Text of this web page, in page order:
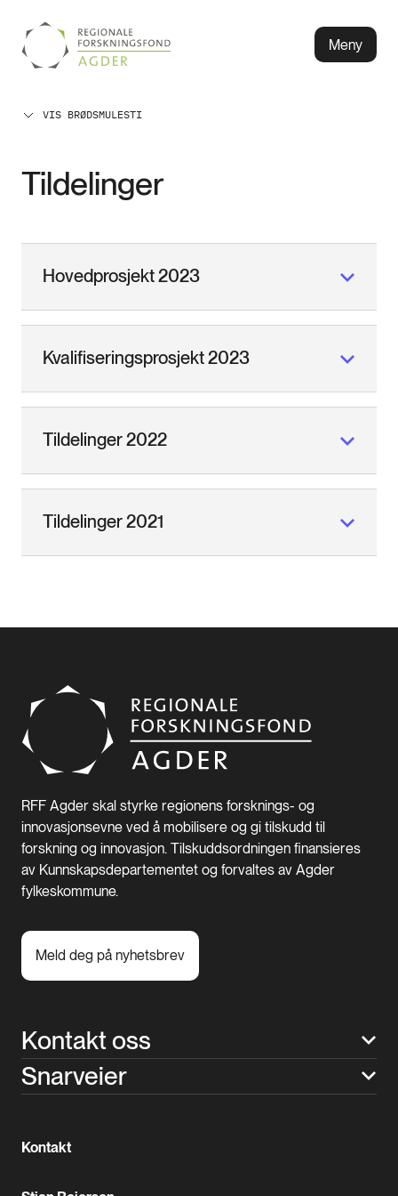
Meny
VIS BRØDSMULESTI
Tildelinger
Hovedprosjekt 2023
Kvalifiseringsprosjekt 2023
Tildelinger 2022
Tildelinger 2021
RFF Agder skal styrke regionens forsknings- og
innovasjonsevne ved å mobilisere og gi tilskudd til
forskning og innovasjon. Tilskuddsordningen finansieres
av Kunnskapsdepartementet og forvaltes av Agder
fylkeskommune.
Meld deg på nyhetsbrev
Kontakt oss
Snarveier
Kontakt